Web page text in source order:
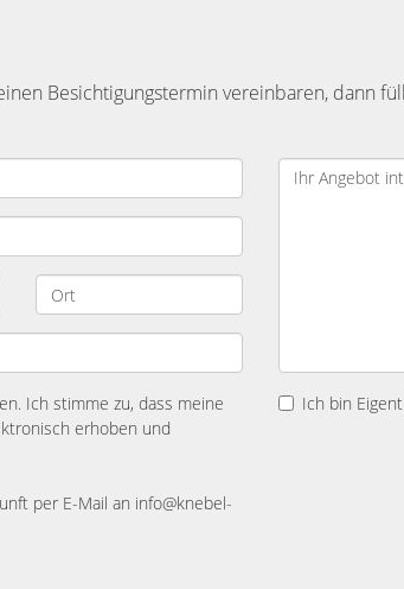
Besichtigungstermin vereinbaren, dann
Ich stimme zu, dass meine
erhoben und
per E-Mail an info@knebel-
Ich bin